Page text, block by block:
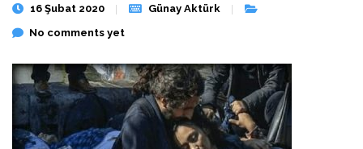
16 Şubat 2020
Günay Aktürk
No comments yet